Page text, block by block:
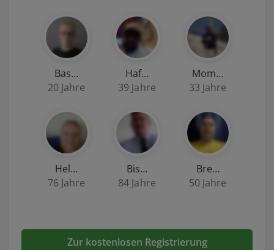
Bas…
20 Jahre
Haf…
39 Jahre
Mom…
33 Jahre
Hel…
76 Jahre
Bis…
84 Jahre
Bre…
50 Jahre
Zur kostenlosen Registrierung